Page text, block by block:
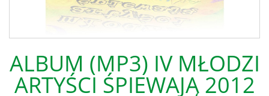
ALBUM (MP3) IV MŁODZI
ARTYŚCI ŚPIEWAJĄ 2012